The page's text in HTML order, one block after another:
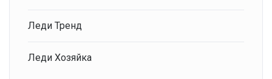
Леди Тренд
Леди Хозяйка